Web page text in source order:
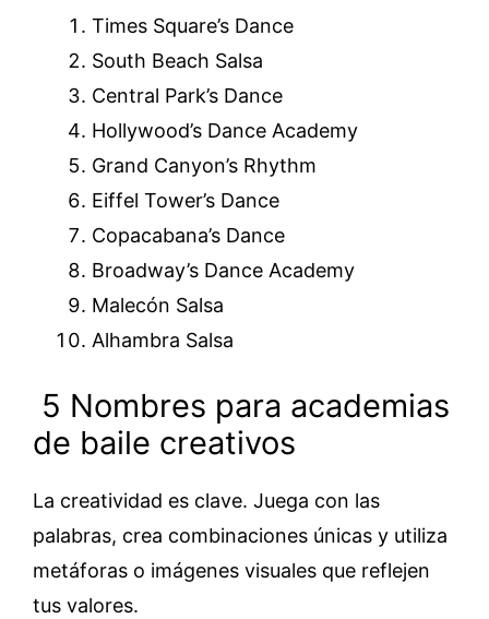
Times Square’s Dance
South Beach Salsa
Central Park’s Dance
Hollywood’s Dance Academy
Grand Canyon’s Rhythm
Eiffel Tower’s Dance
Copacabana’s Dance
Broadway’s Dance Academy
Malecón Salsa
Alhambra Salsa
5 Nombres para academias
de baile creativos
La creatividad es clave. Juega con las
palabras, crea combinaciones únicas y utiliza
metáforas o imágenes visuales que reflejen
tus valores.